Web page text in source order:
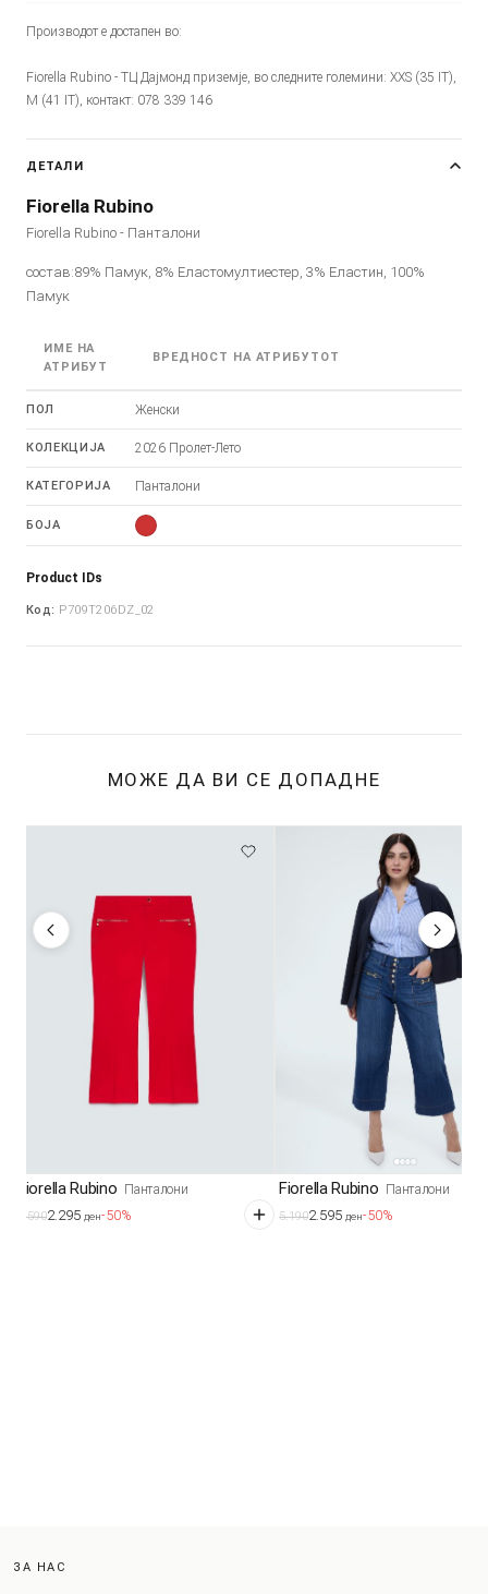
Производот е достапен во:
Fiorella Rubino - ТЦ Дајмонд приземје, во следните големини: XXS (35 IT),
M (41 IT), контакт: 078 339 146
ДЕТАЛИ
Fiorella Rubino
Fiorella Rubino - Панталони
состав:89% Памук, 8% Еластомултиестер, 3% Еластин, 100%
Памук
ИМЕ НА
АТРИБУТ
ВРЕДНОСТ НА АТРИБУТОТ
ПОЛ Женски
КОЛЕКЦИЈА 2026 Пролет-Лето
КАТЕГОРИЈА Панталони
БОЈА
Product IDs
Код: P709T206DZ_02
МОЖЕ ДА ВИ СЕ ДОПАДНЕ
Fiorella Rubino Панталони
4.5902.295 ден-50%
Fiorella Rubino Панталони
5.1902.595 ден-50%
ЗА НАС